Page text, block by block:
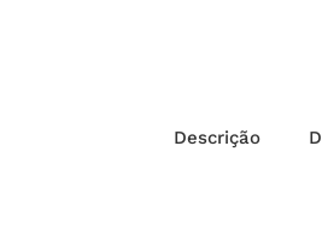
Descrição